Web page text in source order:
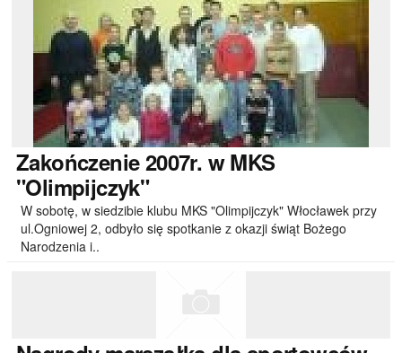
Zakończenie2007r. w MKS
"Olimpijczyk"
W sobotę, w siedzibie klubu MKS "Olimpijczyk" Włocławek przy
ul.Ogniowej 2, odbyło się spotkanie z okazji świąt Bożego
Narodzenia i..